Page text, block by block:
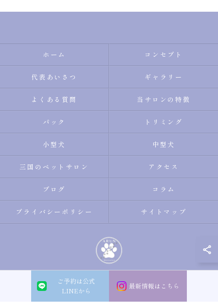
ご予約は公式
LINEから
最新情報はこちら
ホーム コンセプト
代表あいさつ ギャラリー
よくある質問 当サロンの特徴
パック トリミング
小型犬 中型犬
三国のペットサロン アクセス
ブログ コラム
プライバシーポリシー サイトマップ
© 2026 大阪市淀川区のトリミングサロン・ペットサロンならDogsalon ARUN
ALL RIGHTS RESERVED.